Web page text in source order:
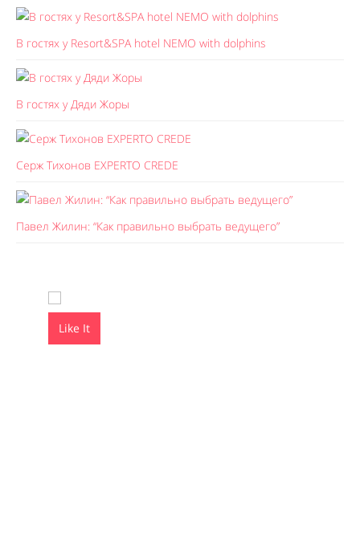
В гостях у Resort&SPA hotel NEMO with dolphins
В гостях у Дяди Жоры
Серж Тихонов EXPERTO CREDE
Павел Жилин: “Как правильно выбрать ведущего”
Like It